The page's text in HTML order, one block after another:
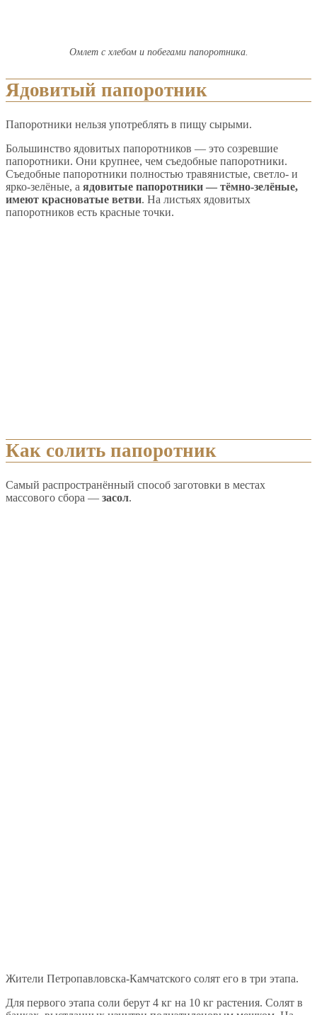
Омлет с хлебом и побегами папоротника.
Ядовитый папоротник
Папоротники нельзя употреблять в пищу сырыми.
Большинство ядовитых папоротников — это созревшие
папоротники. Они крупнее, чем съедобные папоротники.
Съедобные папоротники полностью травянистые, светло- и
ярко-зелёные, а ядовитые папоротники — тёмно-зелёные,
имеют красноватые ветви. На листьях ядовитых
папоротников есть красные точки.
Как солить папоротник
Самый распространённый способ заготовки в местах
массового сбора — засол.
Жители Петропавловска-Камчатского солят его в три этапа.
Для первого этапа соли берут 4 кг на 10 кг растения. Солят в